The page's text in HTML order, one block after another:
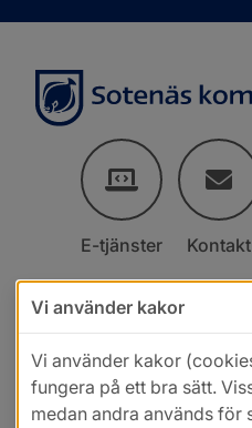
E-tjänster Kontakt
Vi använder kakor
Vi använder kakor
fungera på ett bra sätt.
medan andra används